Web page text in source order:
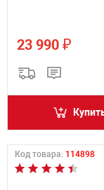
23 990 ₽
Код товара: 114898